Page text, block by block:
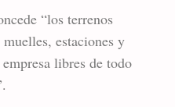
“los terrenos
estaciones y
libres de todo